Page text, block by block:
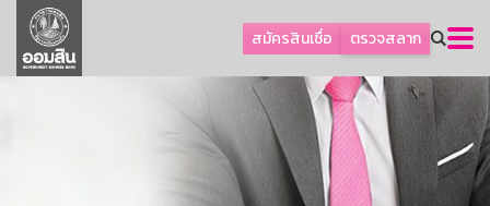
สมัครสินเชื่อ ตรวจสลาก
ลูกค้าธุรกิจ
ลูกค้าผู้ประกอบรายย่อย